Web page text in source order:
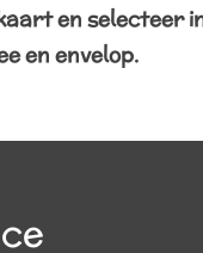
en selecteer
en envelop.